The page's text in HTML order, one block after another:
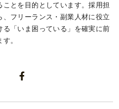
とを目的としています。採用担
フリーランス・副業人材に役立
「いま困っている」を確実に前
。